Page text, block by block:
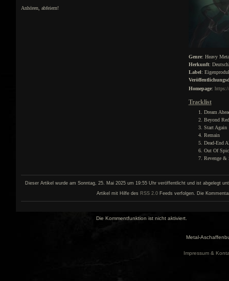
Anhören, abfeiern!
Genre: Heavy
Herkunft:
Label:
Homepage:
Tracklist
Dream
Beyond
Start Again
Remain
Dead-End
Out Of
Revenge &
Dieser Artikel wurde am Sonntag, 25. Mai 2025 um 19:55 Uhr veröffentlicht und ist abgelegt
Artikel mit Hilfe des RSS 2.0 Feeds verfolgen. Die
Die Kommentfunktion ist nicht aktiviert.
Metal-
Impressum &